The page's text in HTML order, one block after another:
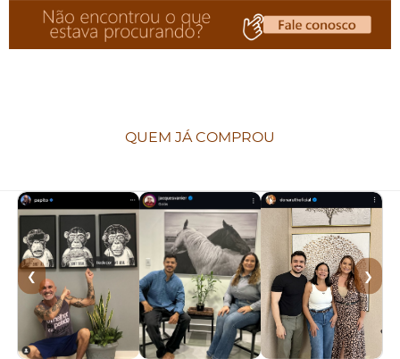
QUEM JÁ COMPROU
❮ ❯